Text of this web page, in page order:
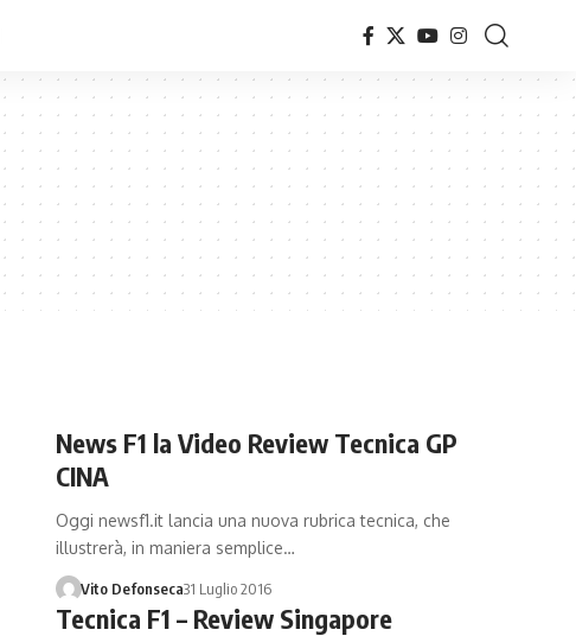
News F1 la Video Review Tecnica GP
CINA
Oggi newsf1.it lancia una nuova rubrica tecnica, che
illustrerà, in maniera semplice…
Vito Defonseca31 Luglio 2016
Tecnica F1 – Review Singapore